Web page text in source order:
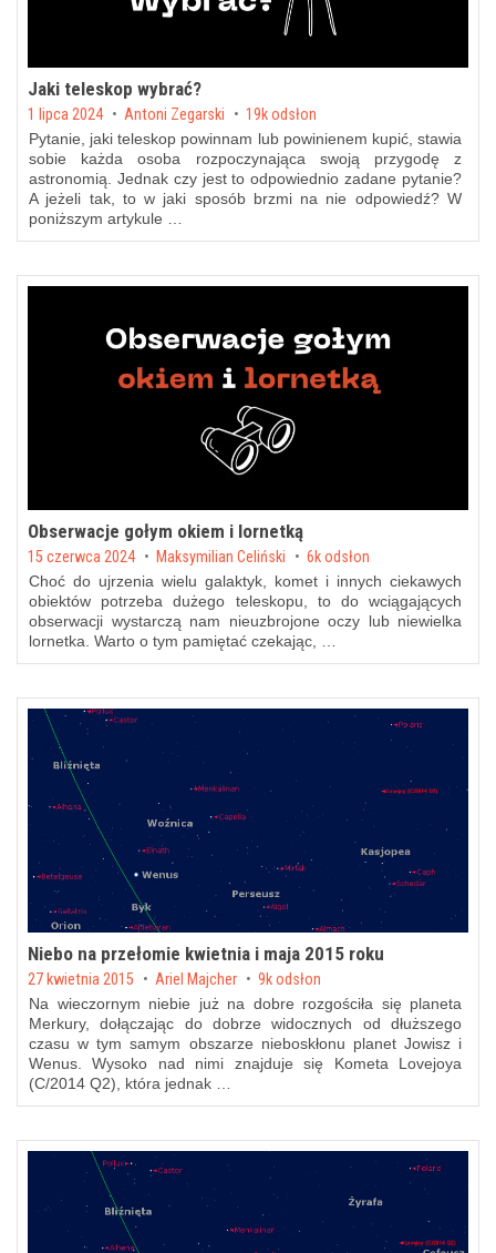
Jaki teleskop wybrać?
Posted on
1 lipca 2024 by Antoni Zegarski 19k odsłon
Pytanie, jaki teleskop powinnam lub powinienem kupić, stawia
sobie każda osoba rozpoczynająca swoją przygodę z
astronomią. Jednak czy jest to odpowiednio zadane pytanie?
A jeżeli tak, to w jaki sposób brzmi na nie odpowiedź? W
poniższym artykule …
Obserwacje gołym okiem i lornetką
Posted on
15 czerwca 2024 by Maksymilian Celiński 6k odsłon
Choć do ujrzenia wielu galaktyk, komet i innych ciekawych
obiektów potrzeba dużego teleskopu, to do wciągających
obserwacji wystarczą nam nieuzbrojone oczy lub niewielka
lornetka. Warto o tym pamiętać czekając, …
Niebo na przełomie kwietnia i maja 2015 roku
Posted on
27 kwietnia 2015 by Ariel Majcher 9k odsłon
Na wieczornym niebie już na dobre rozgościła się planeta
Merkury, dołączając do dobrze widocznych od dłuższego
czasu w tym samym obszarze nieboskłonu planet Jowisz i
Wenus. Wysoko nad nimi znajduje się Kometa Lovejoya
(C/2014 Q2), która jednak …